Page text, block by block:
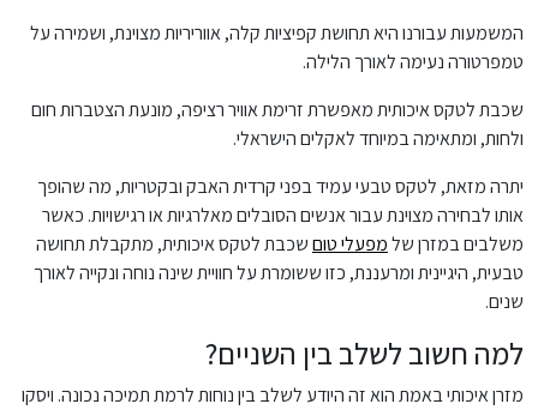
המשמעות עבורנו היא תחושת קפיציות קלה, אווריריות מצוינת, ושמירה על
טמפרטורה נעימה לאורך הלילה.
שכבת לטקס איכותית מאפשרת זרימת אוויר רציפה, מונעת הצטברות חום
ולחות, ומתאימה במיוחד לאקלים הישראלי.
יתרה מזאת, לטקס טבעי עמיד בפני קרדית האבק ובקטריות, מה שהופך
אותו לבחירה מצוינת עבור אנשים הסובלים מאלרגיות או רגישויות. כאשר
משלבים במזרן שלמפעלי טוםשכבת לטקס איכותית, מתקבלת תחושה
טבעית, היגיינית ומרעננת, כזו ששומרת על חוויית שינה נוחה ונקייה לאורך
שנים.
למה חשוב לשלב בין השניים?
מזרן איכותי באמת הוא זה היודע לשלב בין נוחות לרמת תמיכה נכונה. ויסקו